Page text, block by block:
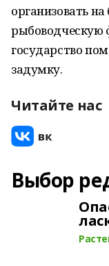
организовать
рыбоводческую
государство
задумку.
Читайте нас
Выбор